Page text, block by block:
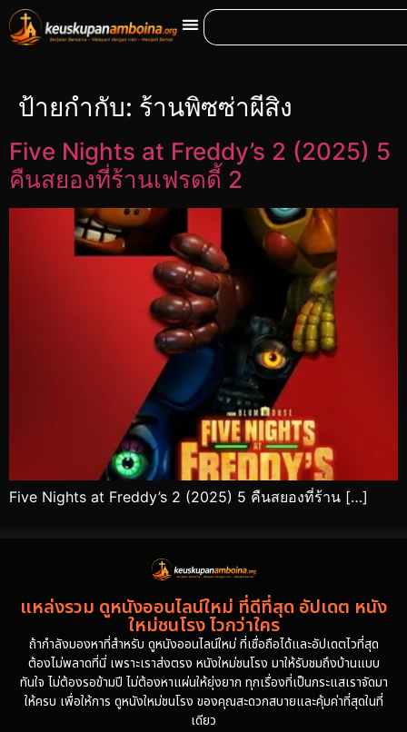
ป้ายกำกับ: ร้านพิซซ่าผีสิง
Five Nights at Freddy’s 2 (2025) 5
คืนสยองที่ร้านเฟรดดี้ 2
Five Nights at Freddy’s 2 (2025) 5 คืนสยองที่ร้าน […]
แหล่งรวม ดูหนังออนไลน์ใหม่ ที่ดีที่สุด อัปเดต หนัง
ใหม่ชนโรง ไวกว่าใคร
ถ้ากำลังมองหาที่สำหรับ ดูหนังออนไลน์ใหม่ ที่เชื่อถือได้และอัปเดตไวที่สุด
ต้องไม่พลาดที่นี่ เพราะเราส่งตรง หนังใหม่ชนโรง มาให้รับชมถึงบ้านแบบ
ทันใจ ไม่ต้องรอข้ามปี ไม่ต้องหาแผ่นให้ยุ่งยาก ทุกเรื่องที่เป็นกระแสเราจัดมา
ให้ครบ เพื่อให้การ ดูหนังใหม่ชนโรง ของคุณสะดวกสบายและคุ้มค่าที่สุดในที่
เดียว